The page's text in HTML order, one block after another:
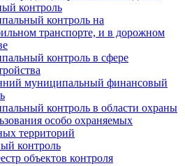
контроль
контроль на
транспорте, и в дорожном
контроль в сфере
муниципальный финансовый
контроль в области охраны
особо охраняемых
территорий
контроль
объектов контроля